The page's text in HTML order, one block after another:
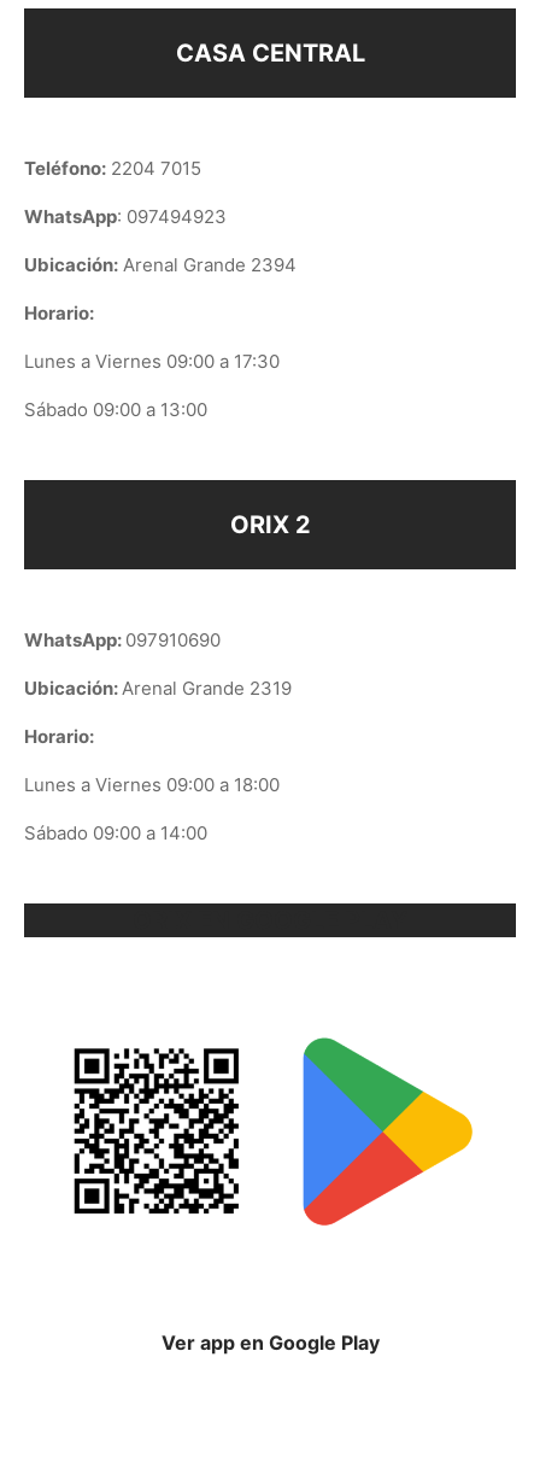
CASA CENTRAL
Teléfono: 2204 7015
WhatsApp: 097494923
Ubicación: Arenal Grande 2394
Horario:
Lunes a Viernes 09:00 a 17:30
Sábado 09:00 a 13:00
ORIX 2
WhatsApp: 097910690
Ubicación:Arenal Grande 2319
Horario:
Lunes a Viernes 09:00 a 18:00
Sábado 09:00 a 14:00
Ver app en Google Play